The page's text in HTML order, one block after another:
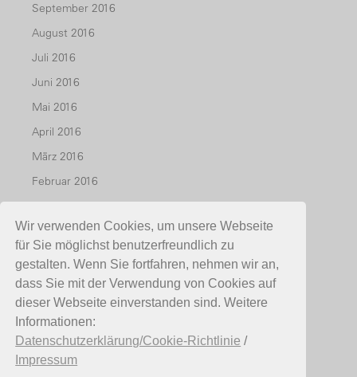
Wir verwenden Cookies, um unsere Webseite
für Sie möglichst benutzerfreundlich zu
gestalten. Wenn Sie fortfahren, nehmen wir an,
dass Sie mit der Verwendung von Cookies auf
dieser Webseite einverstanden sind. Weitere
Informationen:
Datenschutzerklärung/Cookie-Richtlinie /
Impressum
September 2016
August 2016
Juli 2016
Juni 2016
Mai 2016
April 2016
März 2016
Februar 2016
Januar 2016
Dezember 2015
November 2015
Oktober 2015
Juli 2015
Mai 2015
April 2015